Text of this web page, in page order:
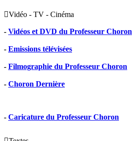
Vidéo - TV - Cinéma
- Vidéos et DVD du Professeur Choron
- Emissions télévisées
- Filmographie du Professeur Choron
- Choron Dernière
- Caricature du Professeur Choron